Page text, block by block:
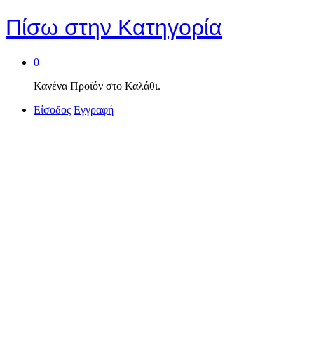
Πίσω στην Κατηγορία
0
Κανένα Προϊόν στο Καλάθι.
Είσοδος Εγγραφή